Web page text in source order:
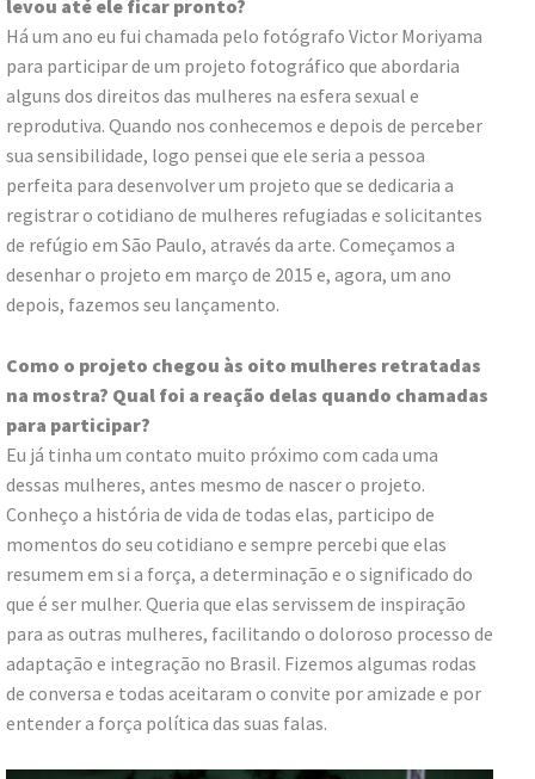
levou até ele ficar pronto?
Há um ano eu fui chamada pelo fotógrafo Victor Moriyama
para participar de um projeto fotográfico que abordaria
alguns dos direitos das mulheres na esfera sexual e
reprodutiva. Quando nos conhecemos e depois de perceber
sua sensibilidade, logo pensei que ele seria a pessoa
perfeita para desenvolver um projeto que se dedicaria a
registrar o cotidiano de mulheres refugiadas e solicitantes
de refúgio em São Paulo, através da arte. Começamos a
desenhar o projeto em março de 2015 e, agora, um ano
depois, fazemos seu lançamento.
Como o projeto chegou às oito mulheres retratadas
na mostra? Qual foi a reação delas quando chamadas
para participar?
Eu já tinha um contato muito próximo com cada uma
dessas mulheres, antes mesmo de nascer o projeto.
Conheço a história de vida de todas elas, participo de
momentos do seu cotidiano e sempre percebi que elas
resumem em si a força, a determinação e o significado do
que é ser mulher. Queria que elas servissem de inspiração
para as outras mulheres, facilitando o doloroso processo de
adaptação e integração no Brasil. Fizemos algumas rodas
de conversa e todas aceitaram o convite por amizade e por
entender a força política das suas falas.